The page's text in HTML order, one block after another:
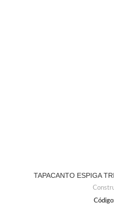
TAPACANTO ESPIGA